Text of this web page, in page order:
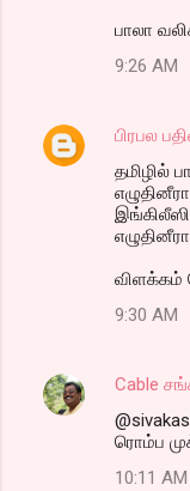
பாலா
9:26 AM
பிரபல
தமிழில்
விளக்கம்
9:30 AM
Cable
ரொம்ப
10:11 AM